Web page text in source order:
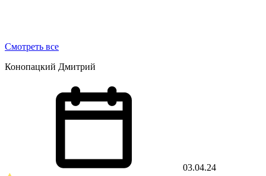
Смотреть все
Конопацкий Дмитрий
03.04.24